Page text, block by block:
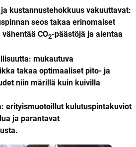
kustannustehokkuus vakuuttavat:
seos takaa erinomaiset
CO2-päästöjä ja alentaa
mukautuva
takaa optimaaliset pito- ja
niin märillä kuin kuivilla
erityismuotoillut kulutuspintakuviot
ja parantavat